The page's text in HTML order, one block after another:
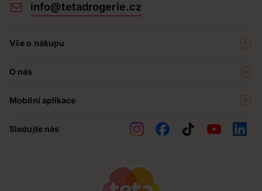
info@tetadrogerie.cz
Vše o nákupu
Prodejny
Obchodní podmínky
O nás
Teta pomáhá
Mobilní aplikace
Sledujte nás